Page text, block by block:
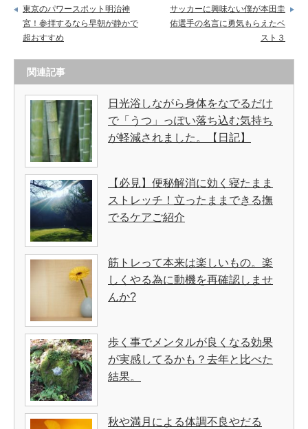
東京のパワースポット明治神
宮！参拝するなら早朝が静かで
超おすすめ
サッカーに興味ない僕が本田圭
佑選手の名言に勇気もらえたベ
スト３
関連記事
日光浴しながら身体をなでるだけ
で「うつ」っぽい落ち込む気持ち
が軽減されました。【日記】
【必見】便秘解消に効く寝たまま
ストレッチ！立ったままできる撫
でるケアご紹介
筋トレって本来は楽しいもの。楽
しくやる為に動機を再確認しませ
んか?
歩く事でメンタルが良くなる効果
が実感してるかも？去年と比べた
結果。
秋や満月による体調不良やだる